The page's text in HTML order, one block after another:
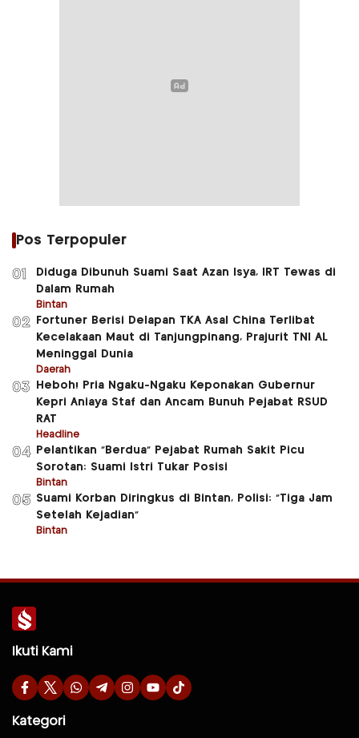
Pos Terpopuler
01
Diduga Dibunuh Suami Saat Azan Isya, IRT Tewas di
Dalam Rumah
Bintan
02
Fortuner Berisi Delapan TKA Asal China Terlibat
Kecelakaan Maut di Tanjungpinang, Prajurit TNI AL
Meninggal Dunia
Daerah
03
Heboh! Pria Ngaku-Ngaku Keponakan Gubernur
Kepri Aniaya Staf dan Ancam Bunuh Pejabat RSUD
RAT
Headline
04
Pelantikan “Berdua” Pejabat Rumah Sakit Picu
Sorotan: Suami Istri Tukar Posisi
Bintan
05 Suami Korban Diringkus di Bintan, Polisi: “Tiga Jam
Setelah Kejadian”
Bintan
Ikuti Kami
Kategori